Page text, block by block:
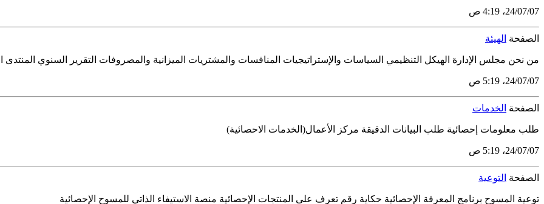
07‏/07‏/24، 4:19 ص
الصفحة الهيئة
من نحن مجلس الإدارة الهيكل التنظيمي السياسات والإستراتيجيات المنافسات والمشتريات الميزانية والمصروفات التقرير السنوي المنتدى
07‏/07‏/24، 5:19 ص
الصفحة الخدمات
طلب معلومات إحصائية طلب البيانات الدقيقة مركز الأعمال(الخدمات الاحصائية)
07‏/07‏/24، 5:19 ص
الصفحة التوعية
توعية المسوح برنامج المعرفة الإحصائية حكاية رقم تعرف على المنتجات الإحصائية منصة الاستيفاء الذاتي للمسوح الإحصائية